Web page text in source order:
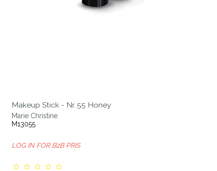
Makeup Stick - Nr. 55 Honey
Marie Christine
M13055
LOG IN FOR B2B PRIS